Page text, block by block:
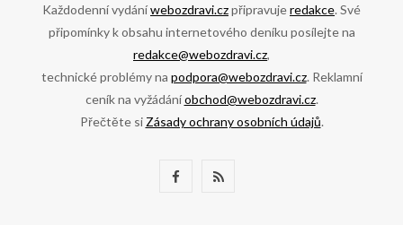
Každodenní vydáníwebozdravi.czpřipravujeredakce. Své
připomínky k obsahu internetového deníku posílejte na
redakce@webozdravi.cz,
technické problémy na podpora@webozdravi.cz. Reklamní
ceník na vyžádáníobchod@webozdravi.cz.
Přečtěte si Zásady ochrany osobních údajů.
R